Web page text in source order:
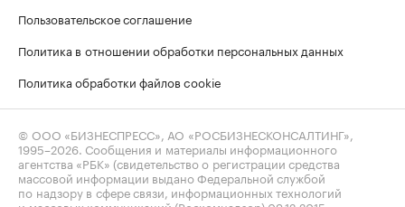
Пользовательское соглашение
Политика в отношении обработки персональных данных
Политика обработки файлов cookie
© ООО «БИЗНЕСПРЕСС», АО «РОСБИЗНЕСКОНСАЛТИНГ»,
1995–2026 . Сообщения и материалы информационного
агентства «РБК» (свидетельство о регистрации средства
массовой информации выдано Федеральной службой
по надзору в сфере связи, информационных технологий